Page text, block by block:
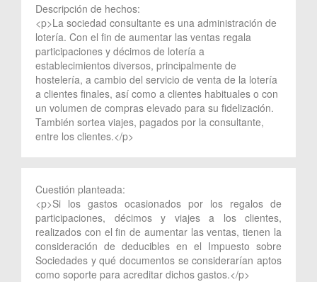
Descripción de hechos:
<p>La sociedad consultante es una administración de
lotería. Con el fin de aumentar las ventas regala
participaciones y décimos de lotería a
establecimientos diversos, principalmente de
hostelería, a cambio del servicio de venta de la lotería
a clientes finales, así como a clientes habituales o con
un volumen de compras elevado para su fidelización.
También sortea viajes, pagados por la consultante,
entre los clientes.</p>
Cuestión planteada:
<p>Si los gastos ocasionados por los regalos de
participaciones, décimos y viajes a los clientes,
realizados con el fin de aumentar las ventas, tienen la
consideración de deducibles en el Impuesto sobre
Sociedades y qué documentos se considerarían aptos
como soporte para acreditar dichos gastos.</p>